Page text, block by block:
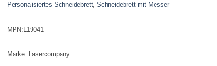
Personalisiertes Schneidebrett Schneidebrett mit Messer
MPN:L19041
Marke: Lasercompany